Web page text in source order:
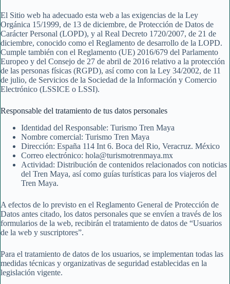
El Sitio web ha adecuado esta web a las exigencias de la Ley
Orgánica 15/1999, de 13 de diciembre, de Protección de Datos de
Carácter Personal (LOPD), y al Real Decreto 1720/2007, de 21 de
diciembre, conocido como el Reglamento de desarrollo de la LOPD.
Cumple también con el Reglamento (UE) 2016/679 del Parlamento
Europeo y del Consejo de 27 de abril de 2016 relativo a la protección
de las personas físicas (RGPD), así como con la Ley 34/2002, de 11
de julio, de Servicios de la Sociedad de la Información y Comercio
Electrónico (LSSICE o LSSI).
Responsable del tratamiento de tus datos personales
Identidad del Responsable: Turismo Tren Maya
Nombre comercial: Turismo Tren Maya
Dirección: España 114 Int 6. Boca del Rio, Veracruz. México
Correo electrónico: hola@turismotrenmaya.mx
Actividad: Distribución de contenidos relacionados con noticias
del Tren Maya, así como guías turísticas para los viajeros del
Tren Maya.
A efectos de lo previsto en el Reglamento General de Protección de
Datos antes citado, los datos personales que se envíen a través de los
formularios de la web, recibirán el tratamiento de datos de “Usuarios
de la web y suscriptores”.
Para el tratamiento de datos de los usuarios, se implementan todas las
medidas técnicas y organizativas de seguridad establecidas en la
legislación vigente.